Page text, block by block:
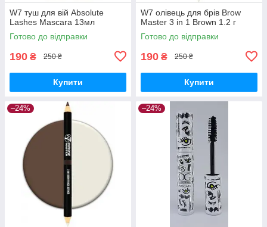
W7 туш для вій Absolute
Lashes Mascara 13мл
Готово до відправки
190 ₴ 250 ₴
Купити
W7 олівець для брів Brow
Master 3 in 1 Brown 1.2 г
Готово до відправки
190 ₴ 250 ₴
Купити
–24% –24%